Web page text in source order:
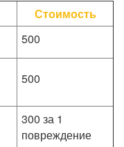
Стоимость
500
500
300 за 1
повреждение